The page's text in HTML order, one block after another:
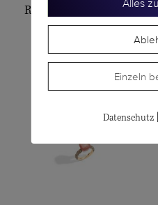
Ring Nudo Maxi Rose
CHF4'850.00
Alles
Einzeln
Datenschutz|